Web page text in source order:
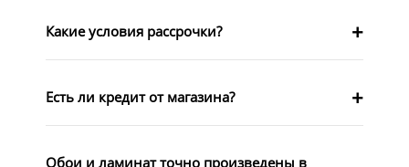
Какие условия рассрочки?
Есть ли кредит от магазина?
Обои и ламинат точно произведены в